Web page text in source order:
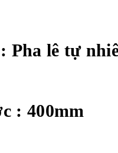
Pha lê tự
: 400mm